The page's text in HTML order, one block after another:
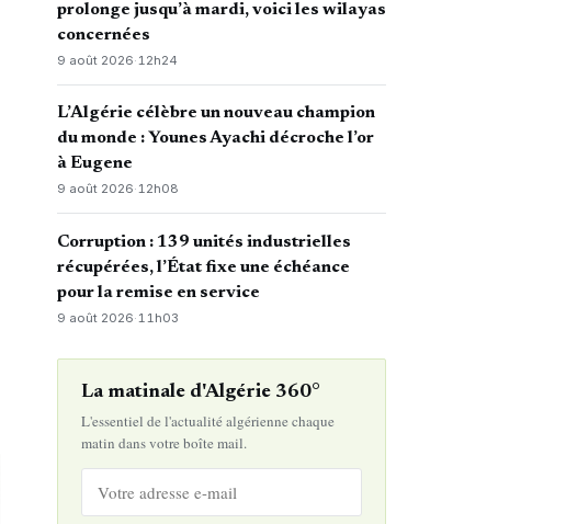
prolonge jusqu’à mardi, voici les wilayas
concernées
9 août 2026·12h24
L’Algérie célèbre un nouveau champion
du monde : Younes Ayachi décroche l’or
à Eugene
9 août 2026·12h08
Corruption : 139 unités industrielles
récupérées, l’État fixe une échéance
pour la remise en service
9 août 2026· 11h03
La matinale d'Algérie 360°
L'essentiel de l'actualité algérienne chaque
matin dans votre boîte mail.